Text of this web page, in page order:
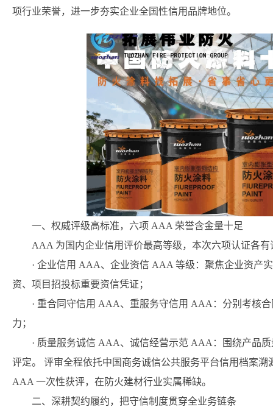
项行业荣誉，进一步夯实企业全国性信用品牌地位。
一、权威评级高标准，六项 AAA 荣誉含金量十足
AAA 为国内企业信用评价最高等级，本次六项认证各
· 企业信用 AAA、企业资信 AAA 等级：聚焦企业资产
资、项目招投标重要资信凭证；
· 重合同守信用 AAA、重服务守信用 AAA：分别考核
力；
· 质量服务诚信 AAA、诚信经营示范 AAA：围绕产品
评定。 评审全程依托中国商务诚信公共服务平台信用档案
AAA 一次性获评，在防火建材行业实属稀缺。
二、深耕契约履约，把守信制度贯穿全业务链条